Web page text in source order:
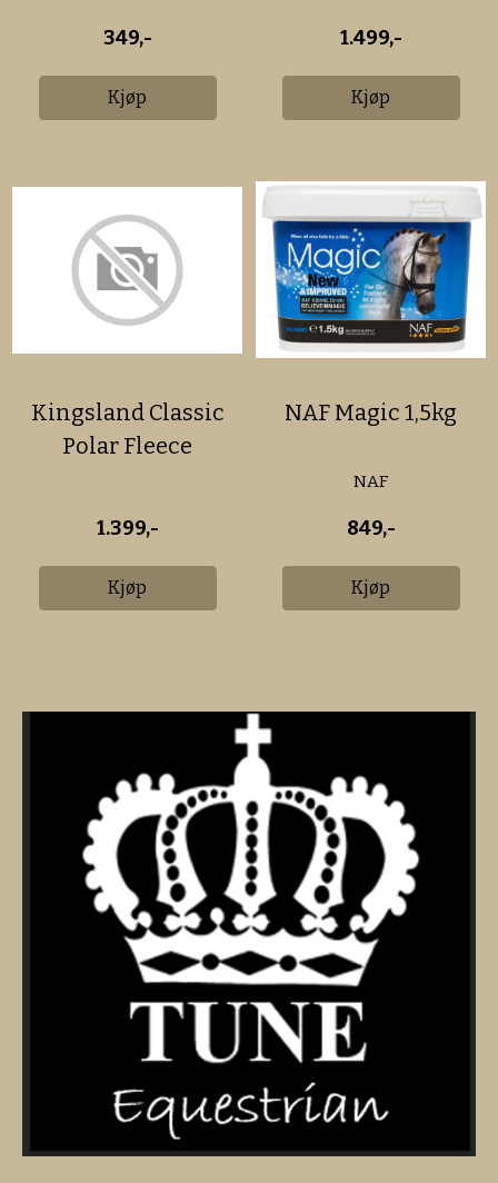
349,-
Kjøp
1.499,-
Kjøp
Kingsland Classic
Polar Fleece
1.399,-
Kjøp
NAF Magic 1,5kg
NAF
849,-
Kjøp